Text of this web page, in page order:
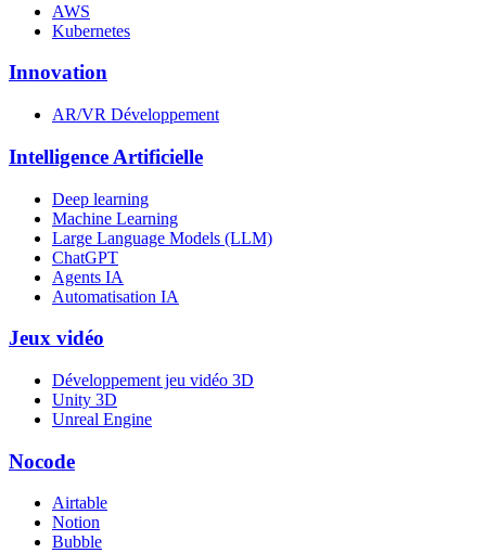
AWS
Kubernetes
Innovation
AR/VR Développement
Intelligence Artificielle
Deep learning
Machine Learning
Large Language Models (LLM)
ChatGPT
Agents IA
Automatisation IA
Jeux vidéo
Développement jeu vidéo 3D
Unity 3D
Unreal Engine
Nocode
Airtable
Notion
Bubble